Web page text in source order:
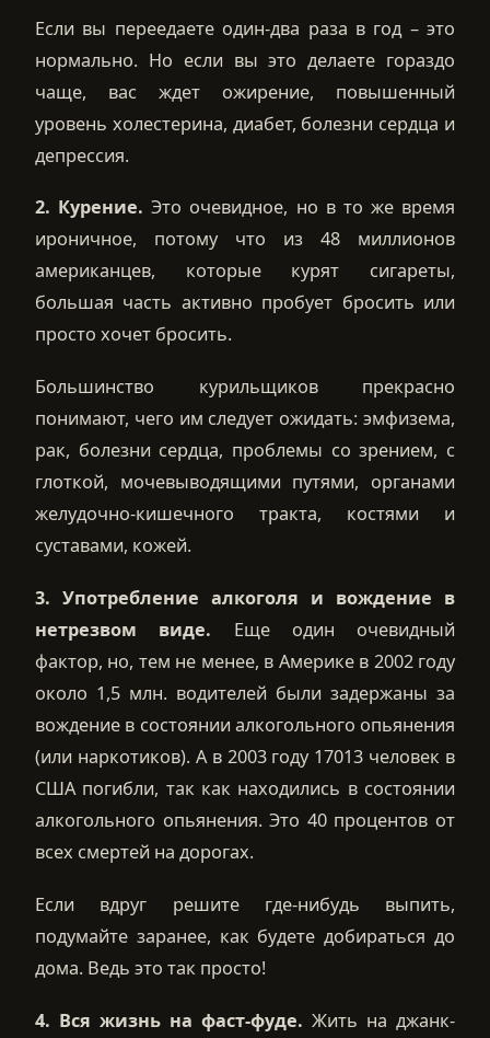
Если вы переедаете один-два раза в год – это
нормально. Но если вы это делаете гораздо
чаще, вас ждет ожирение, повышенный
уровень холестерина, диабет, болезни сердца и
депрессия.
2. Курение.Это очевидное, но в то же время
ироничное, потому что из 48 миллионов
американцев, которые курят сигареты,
большая часть активно пробует бросить или
просто хочет бросить.
Большинство курильщиков прекрасно
понимают, чего им следует ожидать: эмфизема,
рак, болезни сердца, проблемы со зрением, с
глоткой, мочевыводящими путями, органами
желудочно-кишечного тракта, костями и
суставами, кожей.
3. Употребление алкоголя и вождение в
нетрезвом виде. Еще один очевидный
фактор, но, тем не менее, в Америке в 2002 году
около 1,5 млн. водителей были задержаны за
вождение в состоянии алкогольного опьянения
(или наркотиков). А в 2003 году 17013 человек в
США погибли, так как находились в состоянии
алкогольного опьянения. Это 40 процентов от
всех смертей на дорогах.
Если вдруг решите где-нибудь выпить,
подумайте заранее, как будете добираться до
дома. Ведь это так просто!
4. Вся жизнь на фаст-фуде. Жить на джанк-